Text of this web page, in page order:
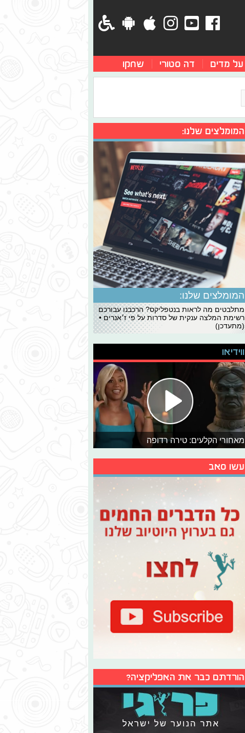
על מדים דה סטורי שחקו
המומלצים שלנו:
המומלצים שלנו:
מתלבטים מה לראות בנטפליקס? הרכבנו עבורכם
רשימת המלצה ענקית של סדרות על פי ז׳אנרים •
(מתעדכן)
ווידיאו
מאחורי הקלעים: טירה רדופה
עשו סאב
הורדתם כבר את האפליקציה?